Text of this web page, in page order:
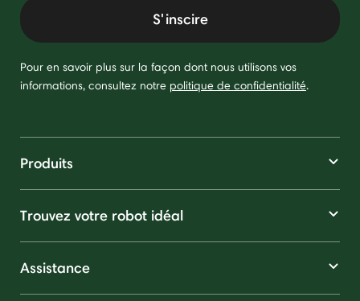
S'inscire
Pour en savoir plus sur la façon dont nous utilisons vos
informations, consultez notre politique de confidentialité.
Produits
Trouvez votre robot idéal
Assistance